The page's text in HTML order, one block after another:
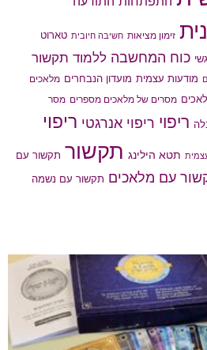
זימון מציאות חשיבה חיובית טארוט
כוח המחשבה ללמוד תקשור
מודעות עצמית מועדון הנבחרים מלאכים
מסרים של מלאכים מספרים מסר
ריפוי ריפוי אנרגטי ריפוי
תטא הילינג תקשור תקשור עם
עם מלאכים תקשור עם נשמה